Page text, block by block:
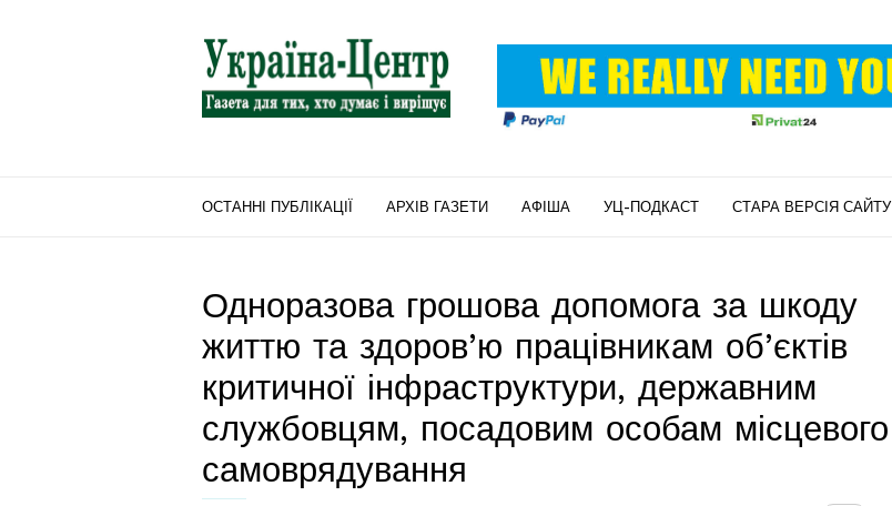
"Україна-
Центр"
ОСТАННІ ПУБЛІКАЦІЇ АРХІВ ГАЗЕТИ АФІША УЦ-ПОДКАСТ СТАРА ВЕРСІЯ САЙТУ
Одноразова грошова допомога за шкоду
життю та здоров’ю працівникам об’єктів
критичної інфраструктури, державним
службовцям, посадовим особам місцевого
самоврядування